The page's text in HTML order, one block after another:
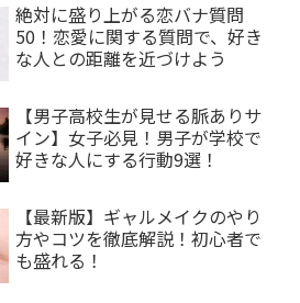
絶対に盛り上がる恋バナ質問
50！恋愛に関する質問で、好き
な人との距離を近づけよう
【男子高校生が見せる脈ありサ
イン】女子必見！男子が学校で
好きな人にする行動9選！
【最新版】ギャルメイクのやり
方やコツを徹底解説！初心者で
も盛れる！